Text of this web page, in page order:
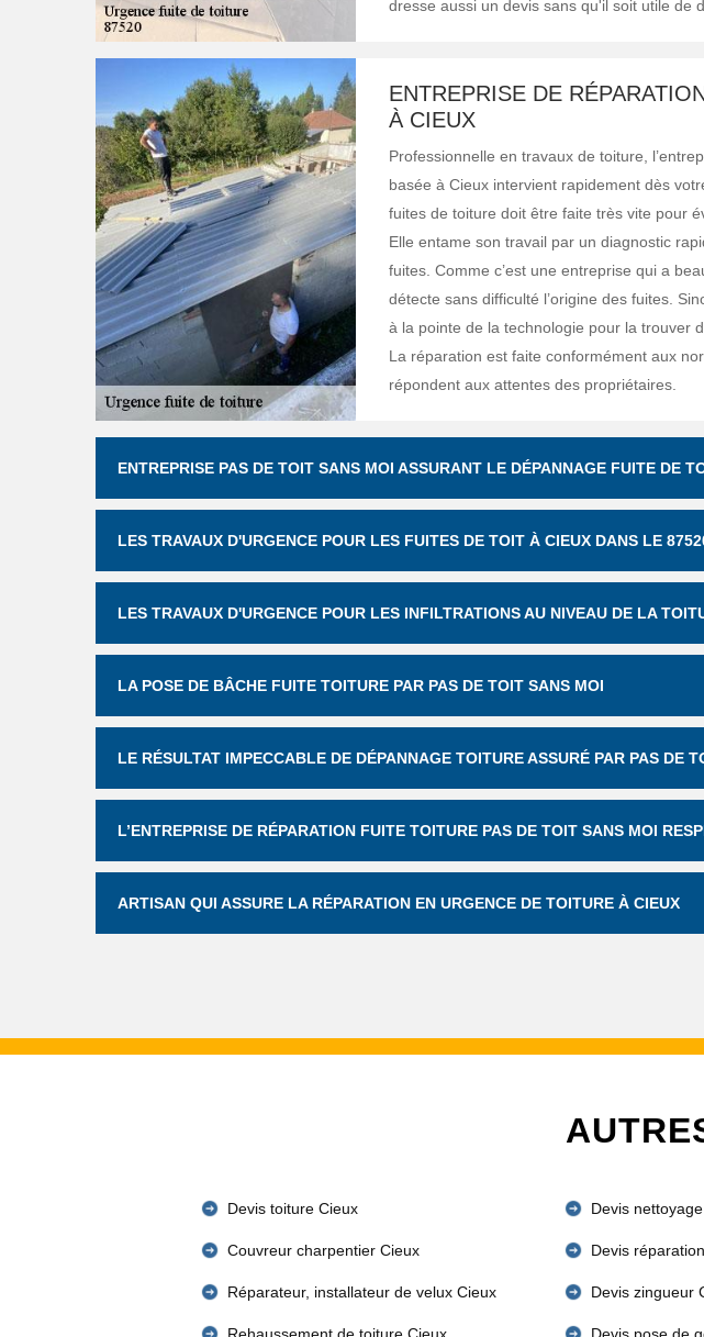
dresse aussi un devis sans qu'il soit utile de
ENTREPRISE DE
À CIEUX
Professionnelle en travaux de toiture,
basée à Cieux intervient rapidement dès
fuites de toiture doit être faite très vite pour
Elle entame son travail par un diagnostic
fuites. Comme c’est une entreprise qui a
détecte sans difficulté l’origine des fuites.
à la pointe de la technologie pour la trouver
La réparation est faite conformément aux
répondent aux attentes des propriétaires.
ENTREPRISE PAS DE TOIT SANS MOI ASSURANT LE DÉPANNAGE FUITE DE
LES TRAVAUX D'URGENCE POUR LES FUITES DE TOIT À CIEUX DANS LE
LES TRAVAUX D'URGENCE POUR LES INFILTRATIONS AU NIVEAU DE LA
LA POSE DE BÂCHE FUITE TOITURE PAR PAS DE TOIT SANS MOI
LE RÉSULTAT IMPECCABLE DE DÉPANNAGE TOITURE ASSURÉ PAR PAS DE
L’ENTREPRISE DE RÉPARATION FUITE TOITURE PAS DE TOIT SANS MOI
ARTISAN QUI ASSURE LA RÉPARATION EN URGENCE DE TOITURE À CIEUX
Devis toiture Cieux
Couvreur charpentier Cieux
Réparateur, installateur de velux Cieux
Devis
Devis
Devis zingueur